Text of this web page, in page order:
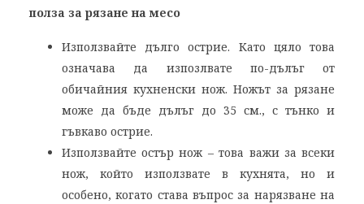
полза за рязане на месо
Използвайте дълго острие. Като цяло това
означава да изпозлвате по-дълъг от
обичайния кухненски нож. Ножът за рязане
може да бъде дълъг до 35 см., с тънко и
гъвкаво острие.
Използвайте остър нож – това важи за всеки
нож, който използвате в кухнята, но и
особено, когато става въпрос за нарязване на